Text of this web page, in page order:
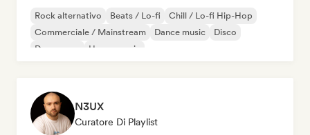
Rock alternativo Beats / Lo-fi
Chill / Lo-fi Hip-Hop
Commerciale / Mainstream
Dance music
Disco
Dream pop
House music
N3UX
Curatore Di Playlist